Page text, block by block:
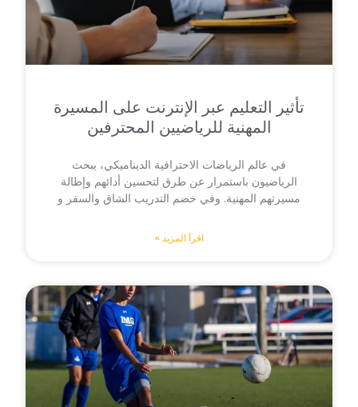
تأثير التعليم عبر الإنترنت على المسيرة
المهنية للرياضيين المحترفين
في عالم الرياضات الاحترافية الديناميكي، يبحث
الرياضيون باستمرار عن طرق لتحسين أدائهم وإطالة
مسيرتهم المهنية. وفي خضم التدريب الشاق والسفر و
اقرأ المزيد »